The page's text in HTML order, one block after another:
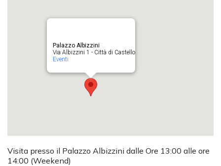
Palazzo Albizzini
Via Albizzini 1 - Città di Castello
Eventi
Visita presso il Palazzo Albizzini dalle Ore 13:00 alle ore
14:00 (Weekend)